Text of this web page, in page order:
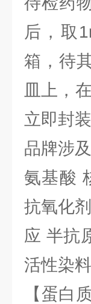
后，取
箱，待
皿上，
立即封
品牌涉
氨基酸
抗氧化
应 半抗
活性染
【蛋白